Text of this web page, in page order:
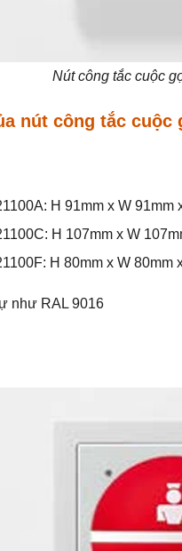
Nút công tắc cuộc
nút công tắc cuộc
H 91mm x W 91mm
H 107mm x W
H 80mm x W 80mm
như RAL 9016